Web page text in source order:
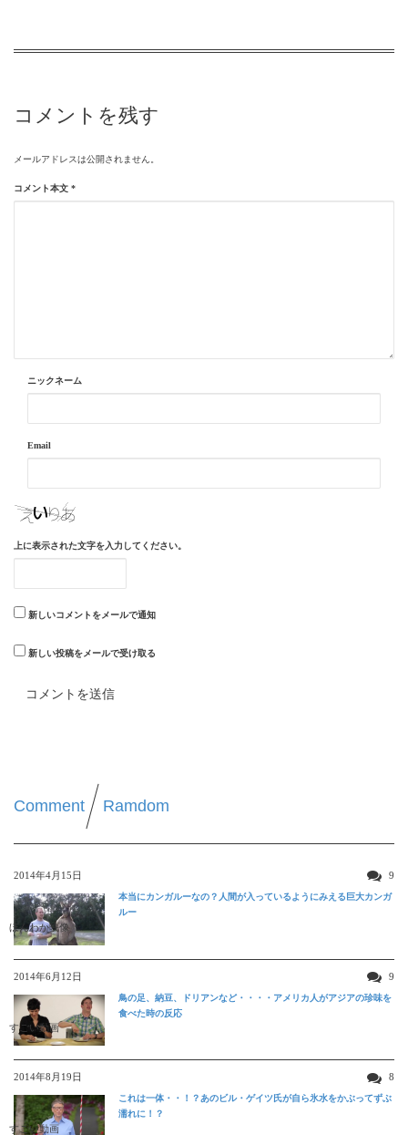
コメントを残す
メールアドレスは公開されません。
コメント本文 *
ニックネーム
Email
上に表示された文字を入力してください。
新しいコメントをメールで通知
新しい投稿をメールで受け取る
Comment Ramdom
2014年4月15日 9
ほんわか映像
本当にカンガルーなの？人間が入っているようにみえる巨大カンガ
ルー
2014年6月12日 9
すごい動画
鳥の足、納豆、ドリアンなど・・・・アメリカ人がアジアの珍味を
食べた時の反応
2014年8月19日 8
すごい動画
これは一体・・！？あのビル・ゲイツ氏が自ら氷水をかぶってずぶ
濡れに！？